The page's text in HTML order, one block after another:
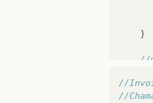
}
//
{
//
//